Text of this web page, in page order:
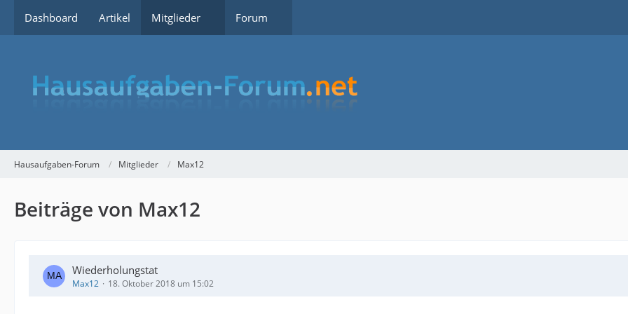
Dashboard Artikel Mitglieder Forum
Hausaufgaben-Forum Mitglieder Max12
Beiträge von Max12
Wiederholungstat
Max12 18. Oktober 2018 um 15:02